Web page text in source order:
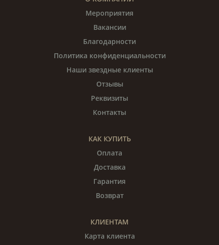
Мероприятия
Вакансии
Благодарности
Политика конфиденциальности
Наши звездные клиенты
Отзывы
Реквизиты
Контакты
КАК КУПИТЬ
Оплата
Доставка
Гарантия
Возврат
КЛИЕНТАМ
Карта клиента